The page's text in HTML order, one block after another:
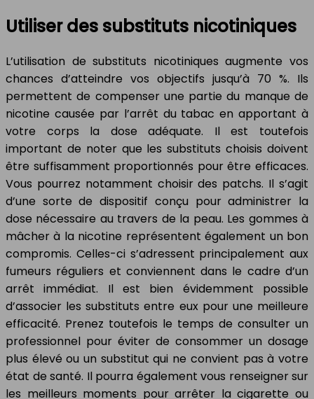
Utiliser des substituts nicotiniques
L’utilisation de substituts nicotiniques augmente vos
chances d’atteindre vos objectifs jusqu’à 70 %. Ils
permettent de compenser une partie du manque de
nicotine causée par l’arrêt du tabac en apportant à
votre corps la dose adéquate. Il est toutefois
important de noter que les substituts choisis doivent
être suffisamment proportionnés pour être efficaces.
Vous pourrez notamment choisir des patchs. Il s’agit
d’une sorte de dispositif conçu pour administrer la
dose nécessaire au travers de la peau. Les gommes à
mâcher à la nicotine représentent également un bon
compromis. Celles-ci s’adressent principalement aux
fumeurs réguliers et conviennent dans le cadre d’un
arrêt immédiat. Il est bien évidemment possible
d’associer les substituts entre eux pour une meilleure
efficacité. Prenez toutefois le temps de consulter un
professionnel pour éviter de consommer un dosage
plus élevé ou un substitut qui ne convient pas à votre
état de santé. Il pourra également vous renseigner sur
les meilleurs moments pour arrêter la cigarette ou